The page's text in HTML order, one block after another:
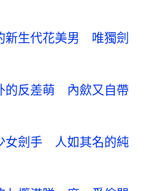
新生代花美男 唯獨劍
的反差萌 內歛又自帶
女劍手 人如其名的純